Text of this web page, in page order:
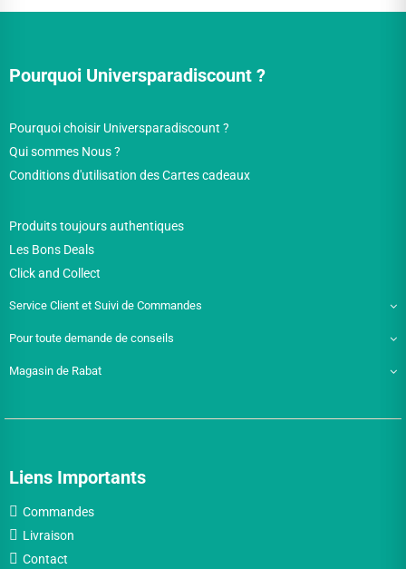
Pourquoi Universparadiscount ?
Pourquoi choisir Universparadiscount ?
Qui sommes Nous ?
Conditions d'utilisation des Cartes cadeaux
Produits toujours authentiques
Les Bons Deals
Click and Collect
Service Client et Suivi de Commandes
Pour toute demande de conseils
Magasin de Rabat
Liens Importants
Commandes
Livraison
Contact